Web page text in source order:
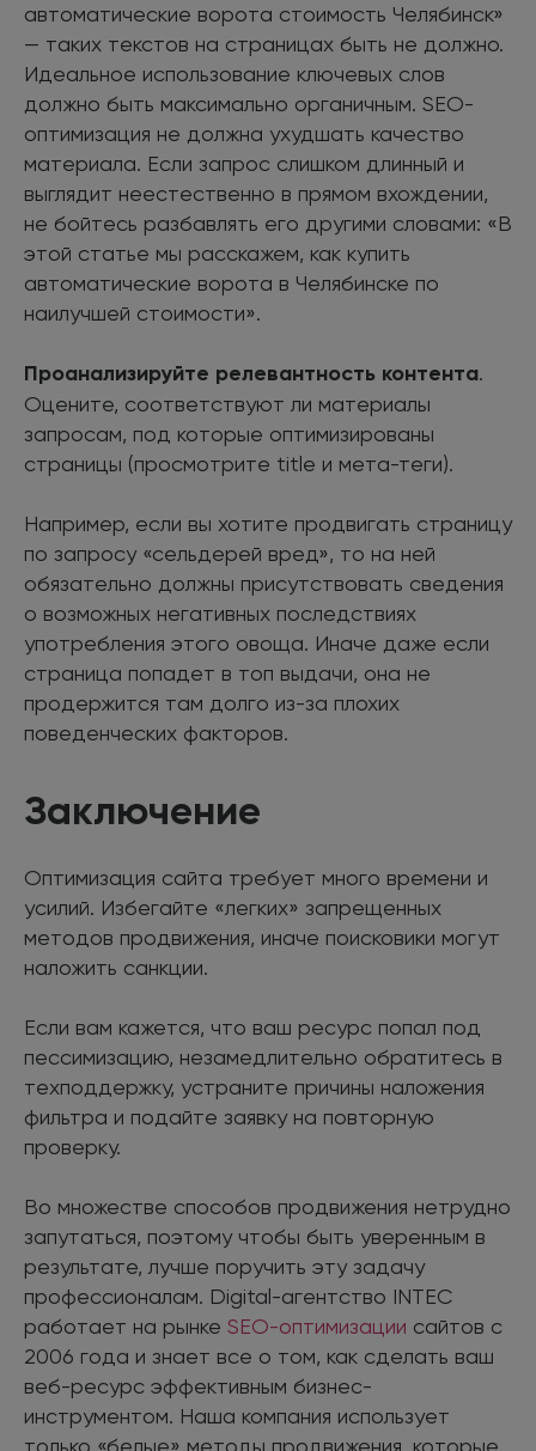
автоматические ворота стоимость Челябинск»
— таких текстов на страницах быть не должно.
Идеальное использование ключевых слов
должно быть максимально органичным. SEO-
оптимизация не должна ухудшать качество
материала. Если запрос слишком длинный и
выглядит неестественно в прямом вхождении,
не бойтесь разбавлять его другими словами: «В
этой статье мы расскажем, как купить
автоматические ворота в Челябинске по
наилучшей стоимости».
Проанализируйте релевантность контента.
Оцените, соответствуют ли материалы
запросам, под которые оптимизированы
страницы (просмотрите title и мета-теги).
Например, если вы хотите продвигать страницу
по запросу «сельдерей вред», то на ней
обязательно должны присутствовать сведения
о возможных негативных последствиях
употребления этого овоща. Иначе даже если
страница попадет в топ выдачи, она не
продержится там долго из-за плохих
поведенческих факторов.
Заключение
Оптимизация сайта требует много времени и
усилий. Избегайте «легких» запрещенных
методов продвижения, иначе поисковики могут
наложить санкции.
Если вам кажется, что ваш ресурс попал под
пессимизацию, незамедлительно обратитесь в
техподдержку, устраните причины наложения
фильтра и подайте заявку на повторную
проверку.
Во множестве способов продвижения нетрудно
запутаться, поэтому чтобы быть уверенным в
результате, лучше поручить эту задачу
профессионалам. Digital-агентство INTEC
работает на рынке SEO-оптимизации сайтов с
2006 года и знает все о том, как сделать ваш
веб-ресурс эффективным бизнес-
инструментом. Наша компания использует